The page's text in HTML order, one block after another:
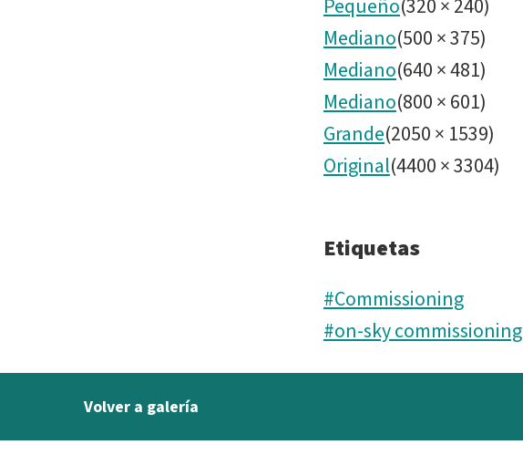
Pequeño(320×240)
Mediano(500×375)
Mediano(640×481)
Mediano(800×601)
Grande(2050× 1539)
Original(4400×3304)
Etiquetas
#Commissioning
#on-sky commissioning
Volver a galería